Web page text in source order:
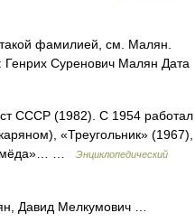
фамилией, см. Малян.
Суренович Малян Дата
СССР (1982). С 1954 работал
«Треугольник» (1967),
мёда»… …
Энциклопедический
Давид Мелкумович …